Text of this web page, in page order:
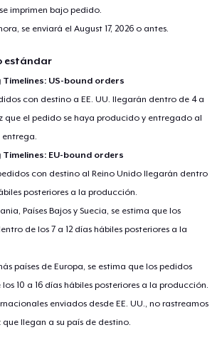
imprimen bajo pedido.
se enviará elAugust 17, 2026 o antes.
estándar
US-bound orders
con destino a EE. UU. llegarán dentro de 4 a
que el pedido se haya producido y entregado al
entrega.
EU-bound orders
con destino al Reino Unido llegarán dentro
posteriores a la producción.
Países Bajos y Suecia, se estima que los
de los 7 a 12 días hábiles posteriores a la
países de Europa, se estima que los pedidos
10 a 16 días hábiles posteriores a la producción.
enviados desde EE. UU., no rastreamos
llegan a su país de destino.